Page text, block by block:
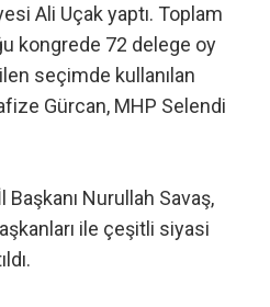
Ali Uçak yaptı. Toplam
kongrede 72 delege oy
seçimde kullanılan
Gürcan, MHP Selendi
Nurullah Savaş,
ile çeşitli siyasi